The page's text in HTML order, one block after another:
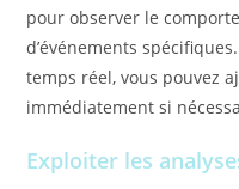
pour observer le
d’événements
temps réel, vous pouvez
immédiatement si
Exploiter les